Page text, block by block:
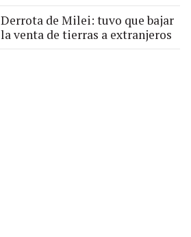
Derrota de Milei: tuvo que bajar
la venta de tierras a extranjeros